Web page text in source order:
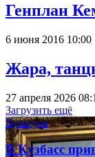
Генплан
6 июня 2016 10:00
Жара,
27 апреля 2026
Загрузить ещё
Культура
В Кузбасс